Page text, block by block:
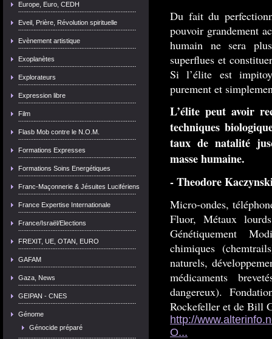
Europe, Euro, CEDH
Eveil, Prière, Révolution spirituelle
Evènement artistique
Exoplanètes
Explorateurs
Expression libre
Film
Flasb Mob contre le N.O.M.
Formations Expresses
Formations Soins Energétiques
Franc-Maçonnerie & Jésuites Lucifériens
France Expertise Internationale
France/Israël/Elections
FREXIT, UE, OTAN, EURO
GAFAM
Gaza, News
GEIPAN - CNES
Génome
Génocide préparé
Du fait du
pouvoir grandement
humain ne sera
superflues et
Si l’élite est
purement et
L’élite peut avoir
techniques
taux de natalité
masse humaine.
- Theodore
Micro-ondes,
Fluor, Métaux
Génétiquement
chimiques
naturels,
médicaments
dangereux).
Rockefeller et de Bill
http://
O...